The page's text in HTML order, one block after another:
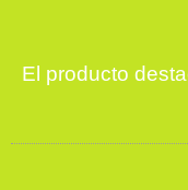
El producto